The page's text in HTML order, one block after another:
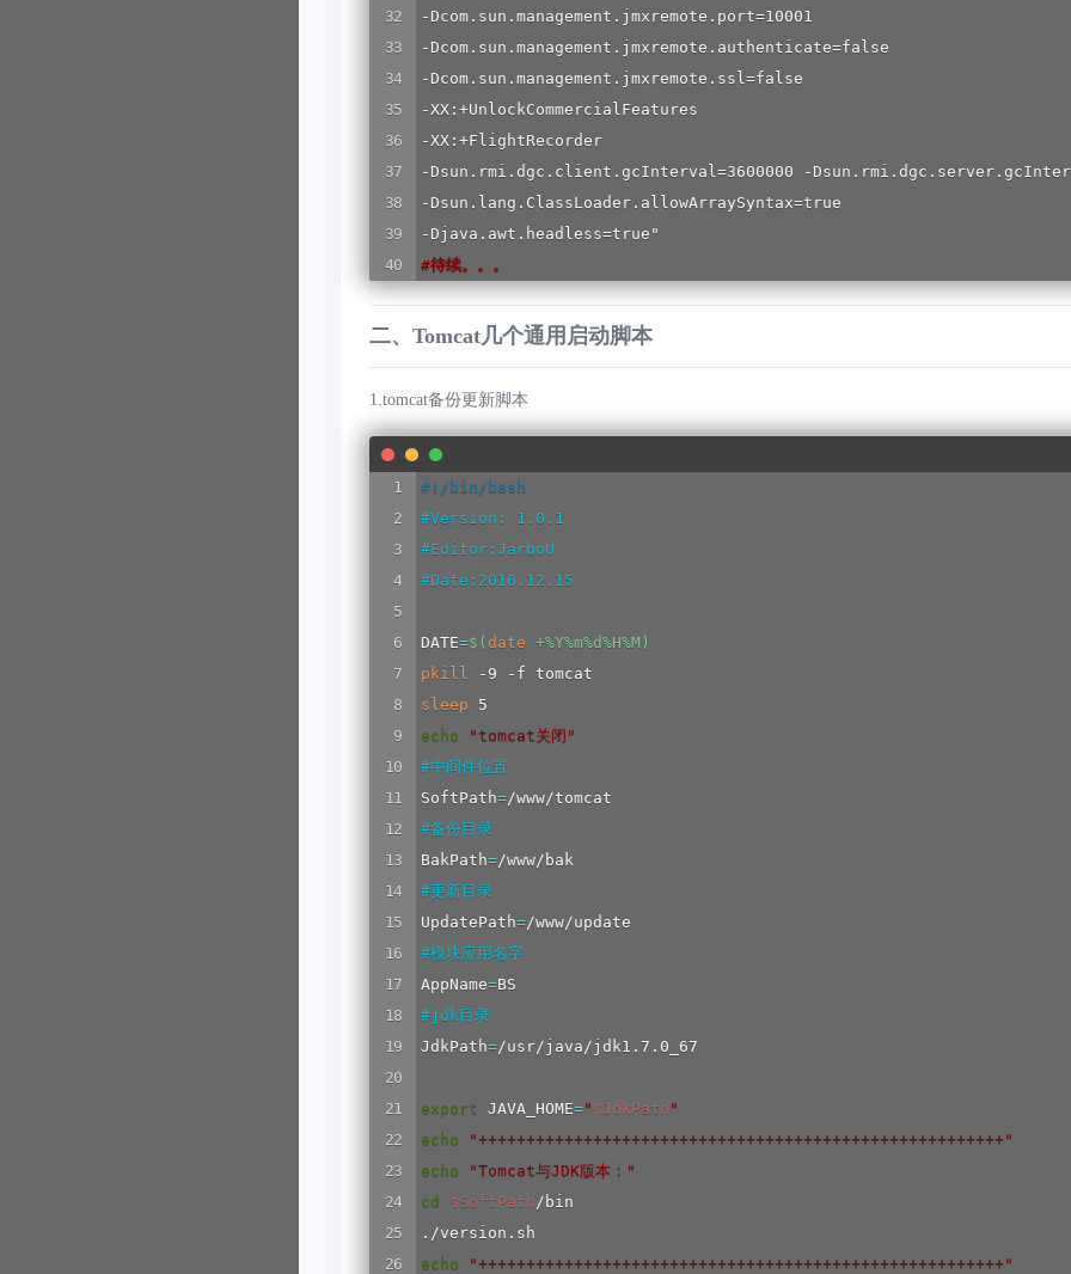
-Dcom.sun.management.jmxremote.port=10001
-Dcom.sun.management.jmxremote.authenticate=false
-Dcom.sun.management.jmxremote.ssl=false
-XX:+UnlockCommercialFeatures
-XX:+FlightRecorder
-Dsun.rmi.dgc.client.gcInterval=3600000 -
-Dsun.lang.ClassLoader.allowArraySyntax=true
#待续。。。
二、Tomcat几个通用启动脚本
1.tomcat备份更新脚本
#!/bin/bash
#Version: 1.0.1
#Editor:JarboU
#Date:2016.12.15
DATE=$( date +%Y%m%d%H%M)
pkill
sleep
echo
"tomcat关闭"
#中间件位置
SoftPath=
#备份目录
BakPath=
#更新目录
UpdatePath=
#模块应用名字
AppName=
#jdk目录
JdkPath=/usr/java/jdk1.7.0_67
export JAVA_HOME=" $JdkPath "
echo
"+++++++++++++++++++++++++++++++++++++++++++++++++++++++"
echo
"Tomcat与JDK版本："
cd
$SoftPath /bin
echo
"+++++++++++++++++++++++++++++++++++++++++++++++++++++++"